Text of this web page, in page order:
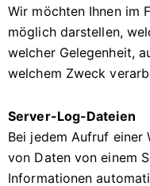
Wir möchten Ihnen im
möglich darstellen,
welcher Gelegenheit,
welchem Zweck
Server-Log-Dateien
Bei jedem Aufruf einer
von Daten von einem
Informationen